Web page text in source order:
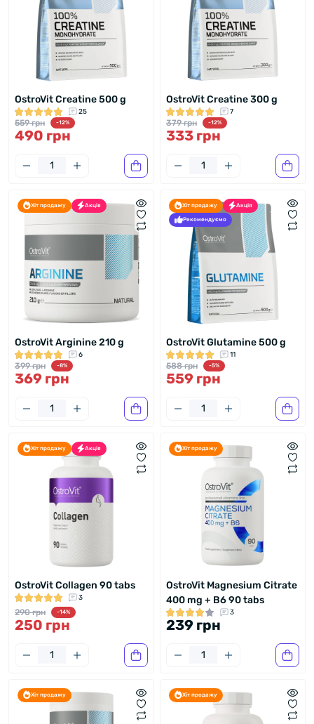
OstroVit Creatine 500 g
25
559 грн -12%
490 грн
OstroVit Creatine 300 g
7
379 грн -12%
333 грн
Хіт продажу Акція
OstroVit Arginine 210 g
6
399 грн -8%
369 грн
Хіт продажу Акція
Рекомендуємо
OstroVit Glutamine 500 g
11
588 грн -5%
559 грн
Хіт продажу Акція
OstroVit Collagen 90 tabs
3
290 грн -14%
250 грн
Хіт продажу
OstroVit Magnesium Citrate
400 mg + B6 90 tabs
3
239 грн
Хіт продажу Хіт продажу